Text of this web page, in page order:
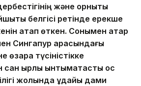
және орнықты
белгісі ретінде ерекше
атап өткен. Сонымен қатар
Сингапур арасындағы
өзара түсіністікке
сан қырлы ынтымақтастық қос
жолында ұдайы дами